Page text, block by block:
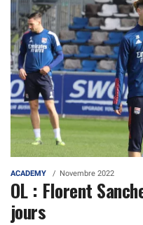
ACADEMY Novembre 2022
OL : Florent
jours